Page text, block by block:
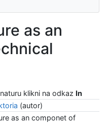
as an
klikni na odkaz In
(autor)
as an componet of